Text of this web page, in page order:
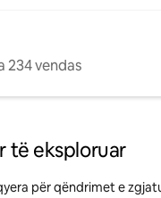
234 vendas
të eksploruar
për qëndrimet e